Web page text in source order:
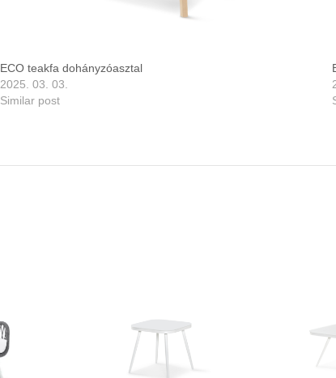
ECO teakfa dohányzóasztal
2025. 03. 03.
Similar post